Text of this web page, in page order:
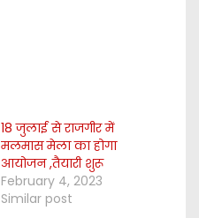
18 जुलाई से राजगीर में
मलमास मेला का होगा
आयोजन ,तैयारी शुरू
February 4, 2023
Similar post